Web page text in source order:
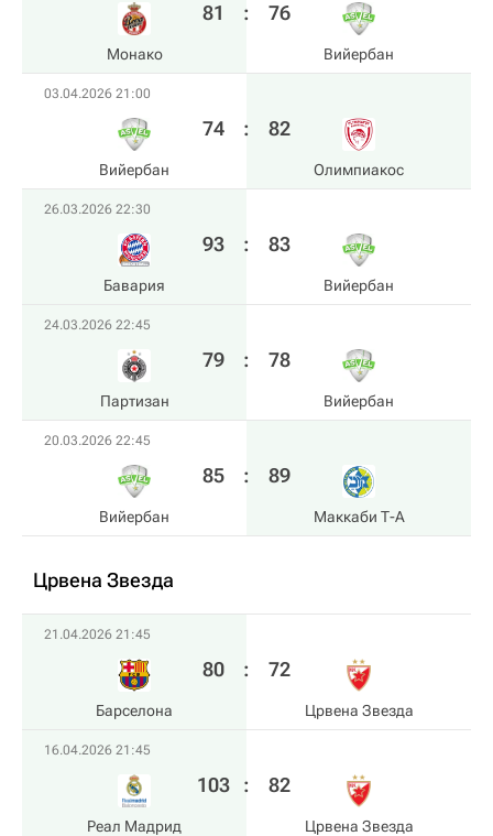
Монако
81 : 76
Вийербан
03.04.2026 21:00
Вийербан
74 : 82
Олимпиакос
26.03.2026 22:30
Бавария
93 : 83
Вийербан
24.03.2026 22:45
Партизан
79 : 78
Вийербан
20.03.2026 22:45
Вийербан
85 : 89
Маккаби Т-А
Црвена Звезда
21.04.2026 21:45
Барселона
80 : 72
Црвена Звезда
16.04.2026 21:45
Реал Мадрид
103 : 82
Црвена Звезда